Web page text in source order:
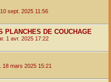
sept. 2025 11:56
PLANCHES DE COUCHAGE
1 avr. 2025 17:22
18 mars 2025 15:21